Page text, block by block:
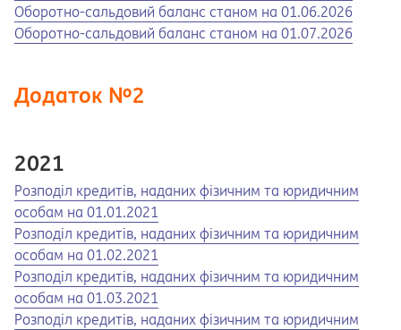
Opens in a new tab
Opens a pdf
Оборотно-сальдовий баланс станом на 01.06.2026
Opens in a new tab
Opens a pdf
Оборотно-сальдовий баланс станом на 01.07.2026
Додаток №2
2021
Opens in a new tab
Opens a pdf
Розподіл кредитів, наданих фізичним та юридичним
особам на 01.01.2021
Opens in a new tab
Opens a pdf
Розподіл кредитів, наданих фізичним та юридичним
особам на 01.02.2021
Opens in a new tab
Opens a pdf
Розподіл кредитів, наданих фізичним та юридичним
особам на 01.03.2021
Opens in a new tab
Opens a pdf
Розподіл кредитів, наданих фізичним та юридичним